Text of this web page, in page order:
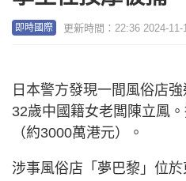
即時國際 更新時間：22:36 2024-11-
日本警方發現一間風俗店
32歲中國籍女老闆陳立鳳
（約3000萬港元）。
涉事風俗店「夢巴黎」位